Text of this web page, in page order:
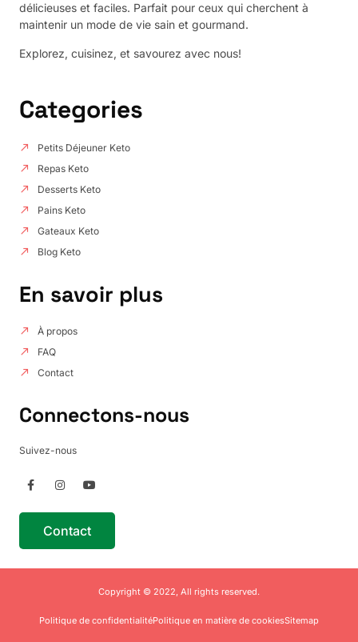
délicieuses et faciles. Parfait pour ceux qui cherchent à
maintenir un mode de vie sain et gourmand.
Explorez, cuisinez, et savourez avec nous!
Categories
Petits Déjeuner Keto
Repas Keto
Desserts Keto
Pains Keto
Gateaux Keto
Blog Keto
En savoir plus
À propos
FAQ
Contact
Connectons-nous
Suivez-nous
Contact
Copyright © 2022, All rights reserved.
Politique de confidentialitéPolitique en matière de cookiesSitemap